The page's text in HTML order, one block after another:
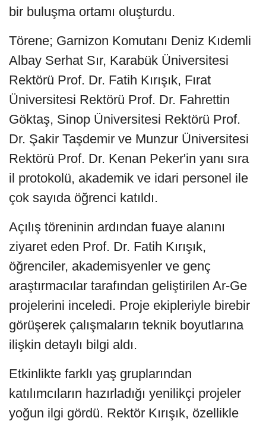
bir buluşma ortamı oluşturdu.
Törene; Garnizon Komutanı Deniz Kıdemli
Albay Serhat Sır, Karabük Üniversitesi
Rektörü Prof. Dr. Fatih Kırışık, Fırat
Üniversitesi Rektörü Prof. Dr. Fahrettin
Göktaş, Sinop Üniversitesi Rektörü Prof.
Dr. Şakir Taşdemir ve Munzur Üniversitesi
Rektörü Prof. Dr. Kenan Peker'in yanı sıra
il protokolü, akademik ve idari personel ile
çok sayıda öğrenci katıldı.
Açılış töreninin ardından fuaye alanını
ziyaret eden Prof. Dr. Fatih Kırışık,
öğrenciler, akademisyenler ve genç
araştırmacılar tarafından geliştirilen Ar-Ge
projelerini inceledi. Proje ekipleriyle birebir
görüşerek çalışmaların teknik boyutlarına
ilişkin detaylı bilgi aldı.
Etkinlikte farklı yaş gruplarından
katılımcıların hazırladığı yenilikçi projeler
yoğun ilgi gördü. Rektör Kırışık, özellikle